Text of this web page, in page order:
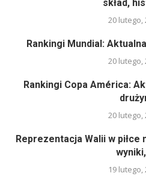
skład,
20 lutego,
Rankingi Mundial:
20 lutego,
Rankingi Copa América:
20 lutego,
Reprezentacja Walii w piłce
19 lutego,